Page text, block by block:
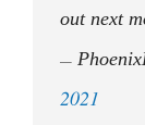
out next
—
2021